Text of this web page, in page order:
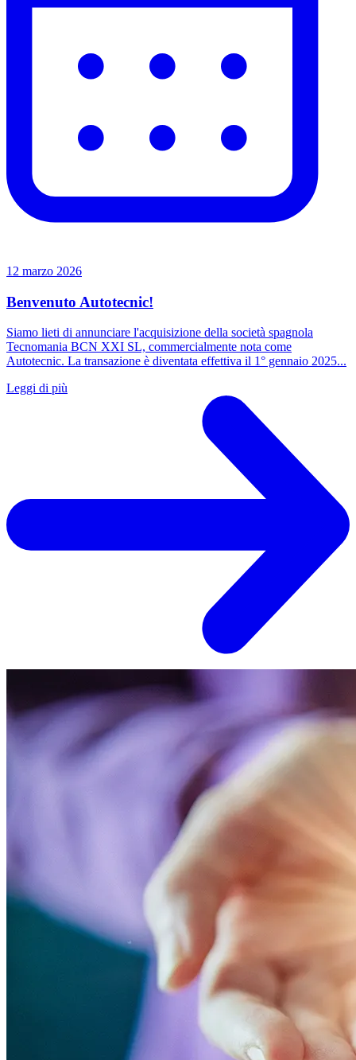
12 marzo 2026
Benvenuto Autotecnic!
Siamo lieti di annunciare l'acquisizione della società spagnola
Tecnomania BCN XXI SL, commercialmente nota come
Autotecnic. La transazione è diventata effettiva il 1° gennaio 2025...
Leggi di più